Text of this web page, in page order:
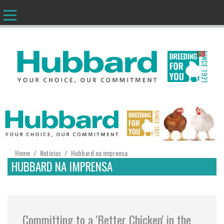
PT
Home / Notícias / Hubbard na imprensa
HUBBARD NA IMPRENSA
Committing to a 'Better Chicken' in the